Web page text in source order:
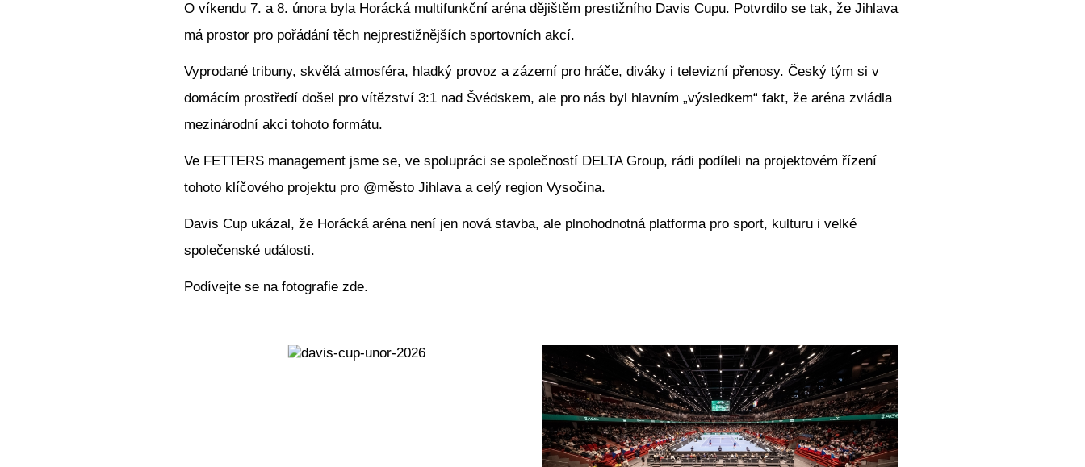
O víkendu 7. a 8. února byla Horácká multifunkční aréna dějištěm prestižního Davis Cupu. Potvrdilo se tak, že Jihlava
má prostor pro pořádání těch nejprestižnějších sportovních akcí.
Vyprodané tribuny, skvělá atmosféra, hladký provoz a zázemí pro hráče, diváky i televizní přenosy. Český tým si v
domácím prostředí došel pro vítězství 3:1 nad Švédskem, ale pro nás byl hlavním „výsledkem“ fakt, že aréna zvládla
mezinárodní akci tohoto formátu.
Ve FETTERS management jsme se, ve spolupráci se společností DELTA Group, rádi podíleli na projektovém řízení
tohoto klíčového projektu pro @město Jihlava a celý region Vysočina.
Davis Cup ukázal, že Horácká aréna není jen nová stavba, ale plnohodnotná platforma pro sport, kulturu i velké
společenské události.
Podívejte se na fotografie zde.